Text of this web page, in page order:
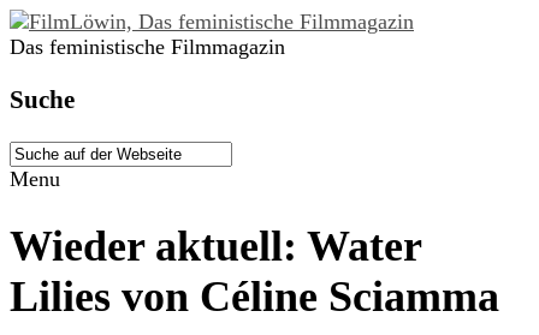
Das feministische Filmmagazin
Suche
Menu
Wieder aktuell: Water
Lilies von Céline Sciamma